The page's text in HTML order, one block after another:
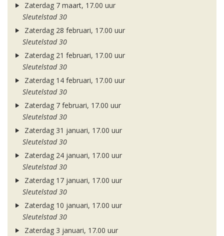
Zaterdag 7 maart, 17.00 uur
Sleutelstad 30
Zaterdag 28 februari, 17.00 uur
Sleutelstad 30
Zaterdag 21 februari, 17.00 uur
Sleutelstad 30
Zaterdag 14 februari, 17.00 uur
Sleutelstad 30
Zaterdag 7 februari, 17.00 uur
Sleutelstad 30
Zaterdag 31 januari, 17.00 uur
Sleutelstad 30
Zaterdag 24 januari, 17.00 uur
Sleutelstad 30
Zaterdag 17 januari, 17.00 uur
Sleutelstad 30
Zaterdag 10 januari, 17.00 uur
Sleutelstad 30
Zaterdag 3 januari, 17.00 uur